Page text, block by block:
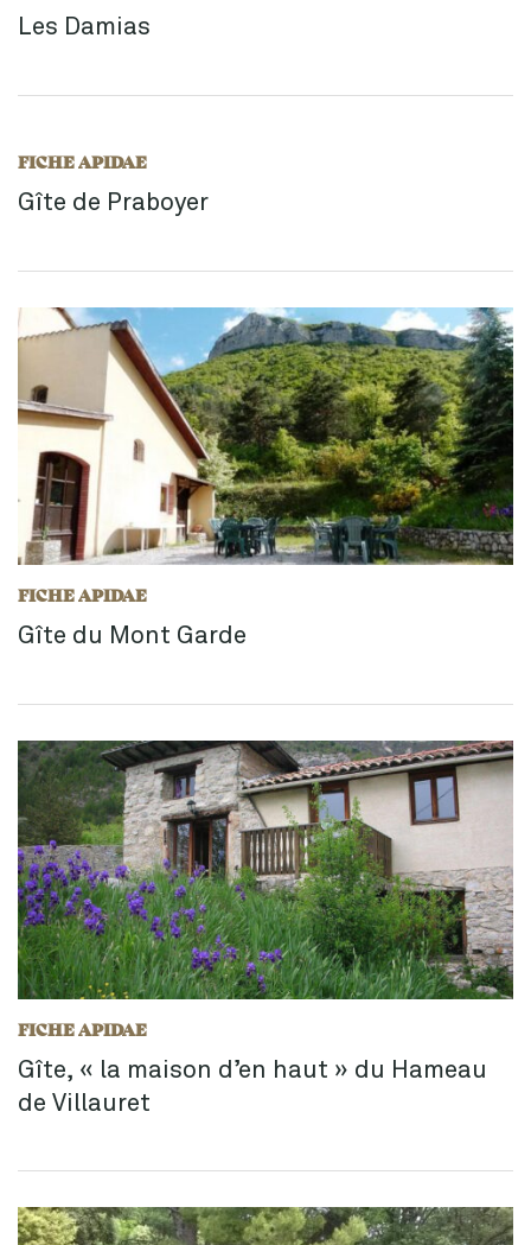
Les Damias
FICHE APIDAE
Gîte de Praboyer
FICHE APIDAE
Gîte du Mont Garde
FICHE APIDAE
Gîte, « la maison d’en haut » du Hameau
de Villauret